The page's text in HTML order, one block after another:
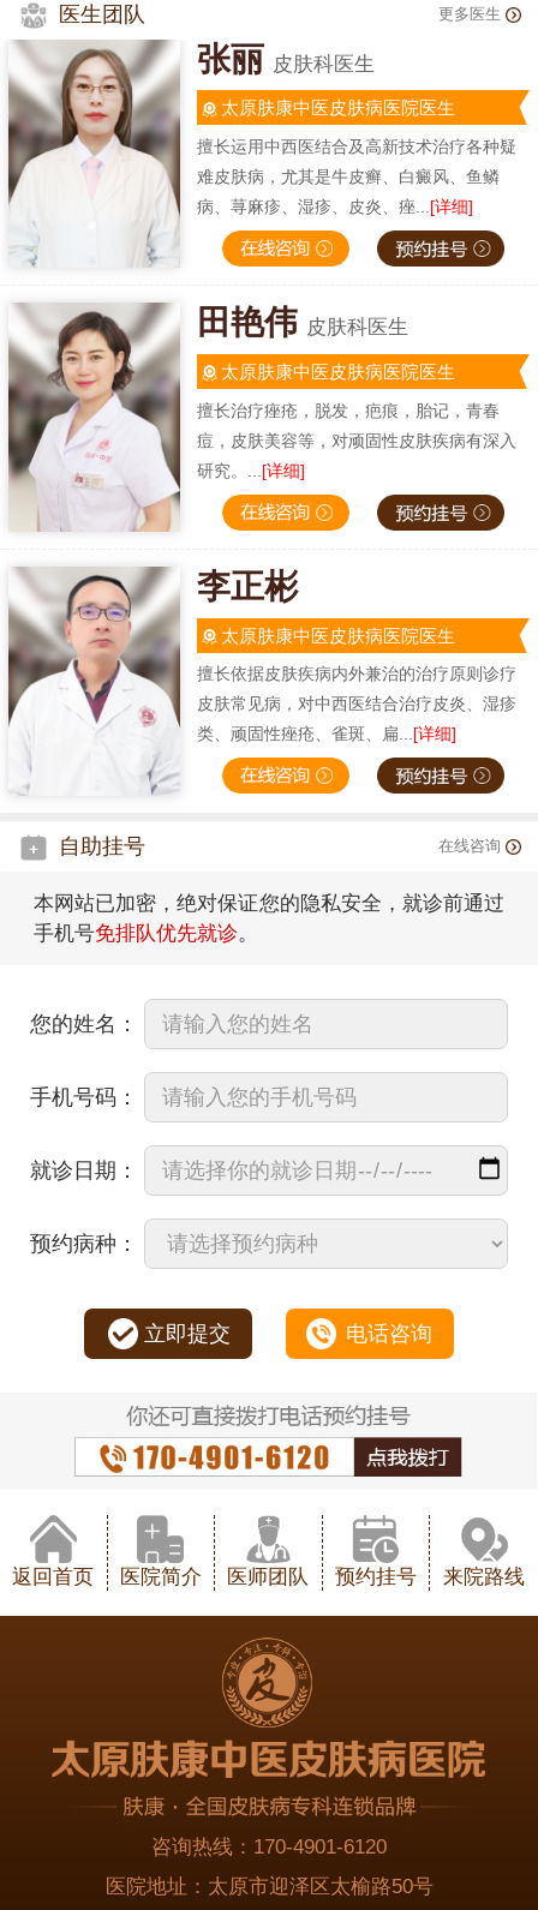
医生团队 更多医生
张丽 皮肤科医生
太原肤康中医皮肤病医院医生
擅长运用中西医结合及高新技术治疗各种疑
难皮肤病，尤其是牛皮癣、白癜风、鱼鳞
病、荨麻疹、湿疹、皮炎、痤... [详细]
田艳伟 皮肤科医生
太原肤康中医皮肤病医院医生
擅长治疗痤疮，脱发，疤痕，胎记，青春
痘，皮肤美容等，对顽固性皮肤疾病有深入
研究。... [详细]
李正彬
太原肤康中医皮肤病医院医生
擅长依据皮肤疾病内外兼治的治疗原则诊疗
皮肤常见病，对中西医结合治疗皮炎、湿疹
类、顽固性痤疮、雀斑、扁...[详细]
自助挂号 在线咨询
本网站已加密，绝对保证您的隐私安全，就诊前通过
手机号免排队优先就诊。
您的姓名：
手机号码：
就诊日期：
预约病种：
立即提交 电话咨询
返回首页 医院简介 医师团队 预约挂号 来院路线
咨询热线： 170-4901-6120
医院地址： 太原市迎泽区太榆路50号